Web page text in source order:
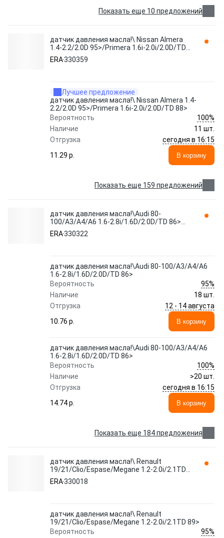
Показать еще 10 предложений
датчик давления масла!\ Nissan Almera
1.4-2.2/2.0D 95>/Primera 1.6i-2.0i/2.0D/TD
88> 330359
ERA330359
Лучшее предложение
датчик давления масла!\ Nissan Almera 1.4-
2.2/2.0D 95>/Primera 1.6i-2.0i/2.0D/TD 88>
Вероятность
100%
Наличие
11 шт.
Отгрузка
сегодня в 16:15
11.29 p.
В корзину
Показать еще 159 предложений
датчик давления масла!\Audi 80-
100/A3/A4/A6 1.6-2.8i/1.6D/2.0D/TD 86>
330322 ERA
ERA330322
датчик давления масла!\Audi 80-100/A3/A4/A6
1.6-2.8i/1.6D/2.0D/TD 86>
Вероятность
95%
Наличие
18 шт.
Отгрузка
12 - 14 августа
10.76 p.
В корзину
датчик давления масла!\Audi 80-100/A3/A4/A6
1.6-2.8i/1.6D/2.0D/TD 86>
Вероятность
100%
Наличие
>20 шт.
Отгрузка
сегодня в 16:15
14.74 p.
В корзину
Показать еще 184 предложения
датчик давления масла!\ Renault
19/21/Clio/Espase/Megane 1.2-2.0i/2.1TD
89> 330018 ERA
ERA330018
датчик давления масла!\ Renault
19/21/Clio/Espase/Megane 1.2-2.0i/2.1TD 89>
Вероятность
95%